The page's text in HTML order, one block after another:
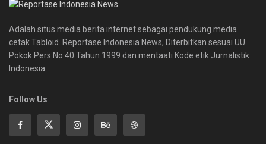
Adalah situs media berita internet sebagai pendukung media
cetak Tabloid. Reportase Indonesia News, Diterbitkan sesuai UU
Pokok Pers No 40 Tahun 1999 dan mentaati Kode etik Jurnalistik
Indonesia.
Follow Us